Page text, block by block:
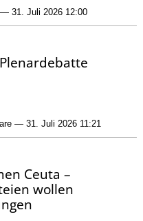
31. Juli 2026 12:00
— 31. Juli 2026 11:21
Ceuta –
wollen